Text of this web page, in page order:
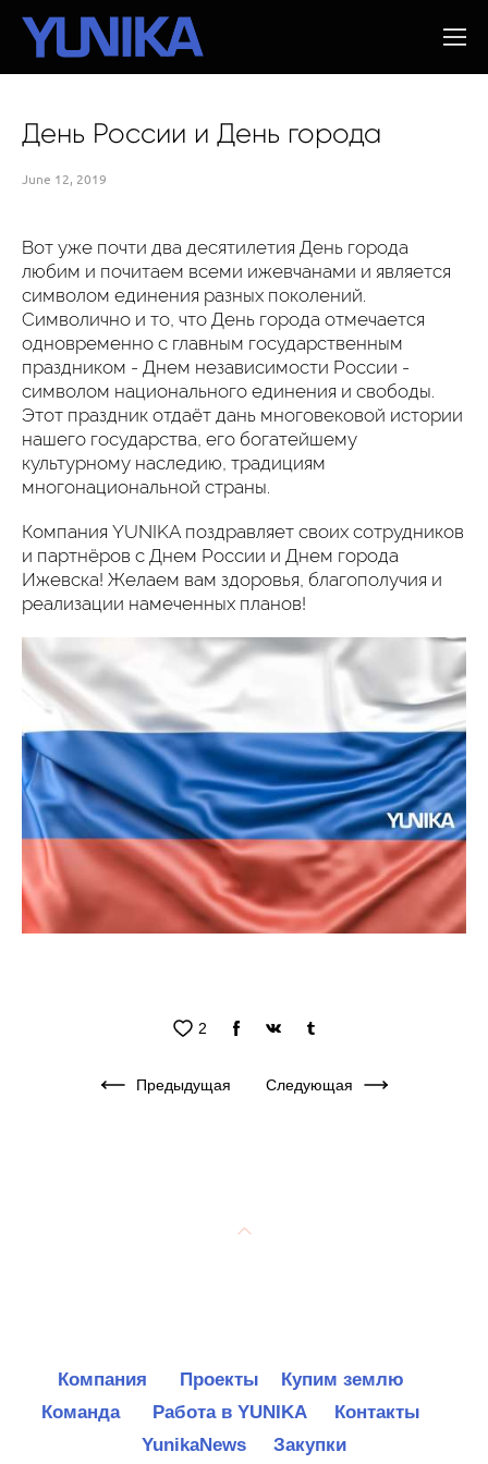
June 12, 2019
День России и День города
Вот уже почти два десятилетия День города
любим и почитаем всеми ижевчанами и является
символом единения разных поколений.
Символично и то, что День города отмечается
одновременно с главным государственным
праздником - Днем независимости России -
символом национального единения и свободы.
Этот праздник отдаёт дань многовековой истории
нашего государства, его богатейшему
культурному наследию, традициям
многонациональной страны.
Компания YUNIKA поздравляет своих сотрудников
и партнёров с Днем России и Днем города
Ижевска! Желаем вам здоровья, благополучия и
реализации намеченных планов!
2
Предыдущая Следующая
Компания Проекты
Купим землю
Команда
Работа в YUNIKA
Контакты
YunikaNews
Закупки